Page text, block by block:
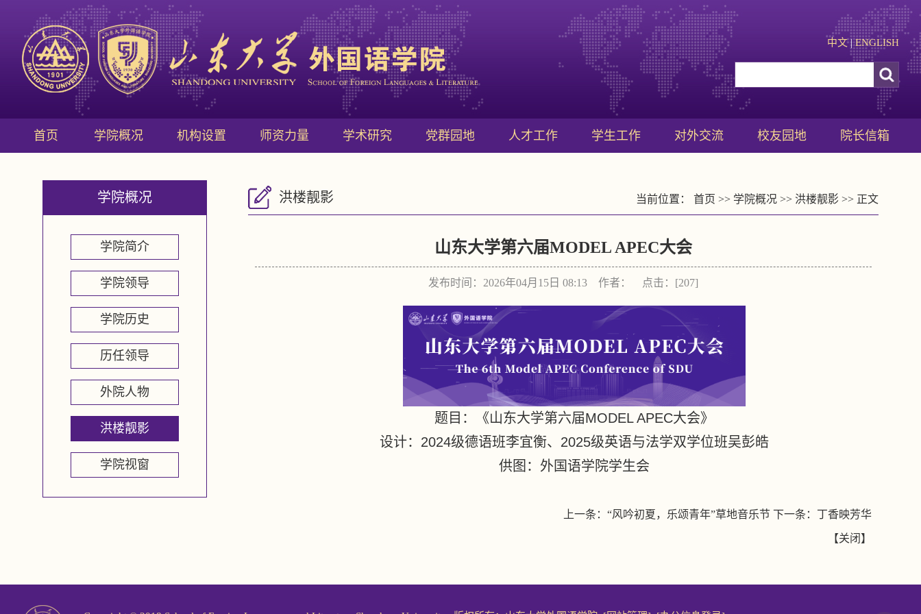
中文|ENGLISH
首页 学院概况 机构设置 师资力量 学术研究 党群园地 人才工作 学生工作 对外交流 校友园地 院长信箱
学院概况
学院简介
学院领导
学院历史
历任领导
外院人物
洪楼靓影
学院视窗
洪楼靓影 当前位置： 首页 >> 学院概况 >> 洪楼靓影 >> 正文
山东大学第六届MODEL APEC大会
发布时间：2026年04月15日 08:13 作者： 点击：[207]
题目：《山东大学第六届MODEL APEC大会》
设计： 2024级德语班李宜衡、 2025级英语与法学双学位班吴彭皓
供图：外国语学院学生会
上一条： “风吟初夏，乐颂青年”草地音乐节 下一条： 丁香映芳华
【关闭 】